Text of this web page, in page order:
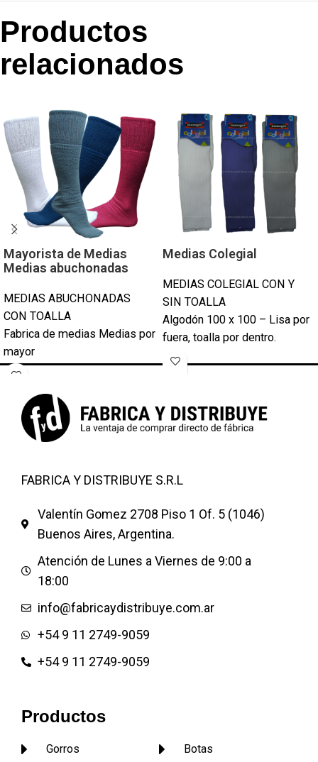
Productos
relacionados
Mayorista de Medias
Medias abuchonadas
MEDIAS ABUCHONADAS
CON TOALLA
Fabrica de medias Medias por
mayor
Medias baratas
Algodón 100 x 100 - Lisa por
fuera, toalla por dentro.
Abuchonada en la parte
Medida universal.
Colores firmes:
Verde Ingés, Azul, Blanco, Gris
medio y Bordó.
Pack de 20 docenas.
Medias Colegial
MEDIAS COLEGIAL CON Y
SIN TOALLA
Algodón 100 x 100 – Lisa por
fuera, toalla por dentro.
Medida Universal
Marino, Blanco, Gris y Bordó
con elástico reforzado
FABRICA Y DISTRIBUYE S.R.L
Valentín Gomez 2708 Piso 1 Of. 5 (1046)
Buenos Aires, Argentina.
Atención de Lunes a Viernes de 9:00 a
18:00
info@fabricaydistribuye.com.ar
+54 9 11 2749-9059
+54 9 11 2749-9059
Productos
Gorros Botas